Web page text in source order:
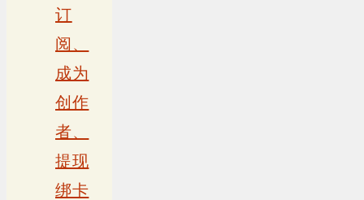
订
阅、
成为
创作
者、
提现
绑卡